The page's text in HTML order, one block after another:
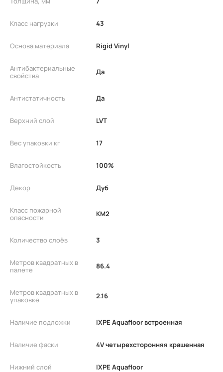
Класс нагрузки 43
Основа материала Rigid Vinyl
Антибактериальные
свойства
Да
Антистатичность Да
Верхний слой LVT
Вес упаковки кг 17
Влагостойкость 100%
Декор Дуб
Класс пожарной
опасности
КМ2
Количество слоёв 3
Метров квадратных в
палете
86.4
Метров квадратных в
упаковке
2.16
Наличие подложки IXPE Aquafloor встроенная
Наличие фаски 4V четырехсторонняя крашенная
Нижний слой IXPE Aquafloor